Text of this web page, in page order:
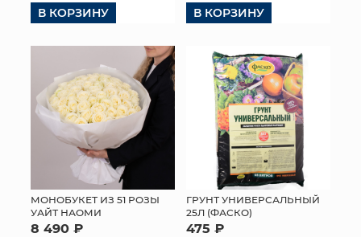
В КОРЗИНУ В КОРЗИНУ
МОНОБУКЕТ ИЗ 51 РОЗЫ
УАЙТ НАОМИ
8 490 ₽
ГРУНТ УНИВЕРСАЛЬНЫЙ
25Л (ФАСКО)
475 ₽